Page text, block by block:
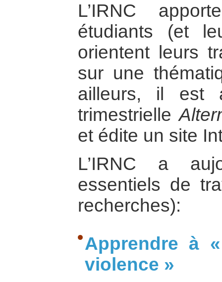
L’IRNC
étudiants (et
orientent leurs
sur une
ailleurs, il est
trimestrielle
et édite un site
L’IRNC a
essentiels de
recherches):
Apprendre à
violence »